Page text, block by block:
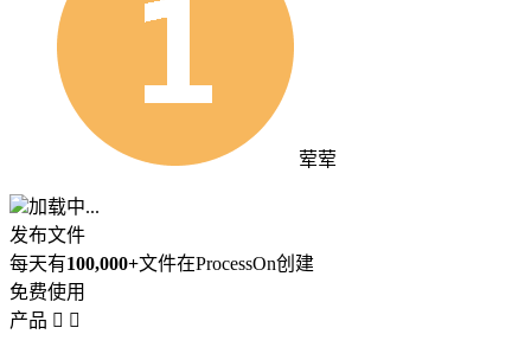
荤荤
加载中...
发布文件
每天有100,000+文件在ProcessOn创建
免费使用
产品  